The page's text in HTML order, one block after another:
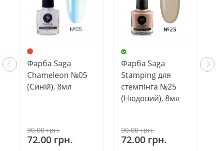
Фарба Saga
Chameleon №05
(Синій), 8мл
90.00 грн.
72.00 грн.
Фарба Saga
Stamping для
стемпінга №25
(Нюдовий), 8мл
90.00 грн.
72.00 грн.